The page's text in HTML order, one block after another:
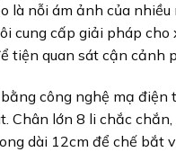
là nỗi ám ảnh của nhiều
cung cấp giải pháp
tiện quan sát cận cảnh
công nghệ mạ điện
Chân lớn 8 li chắc
dài 12cm để chế bắt